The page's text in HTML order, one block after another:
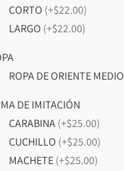
CORTO (+$22.00)
LARGO (+$22.00)
ROPA DE ORIENTE MEDIO
DE IMITACIÓN
CARABINA(+$25.00)
CUCHILLO (+$25.00)
MACHETE(+$25.00)